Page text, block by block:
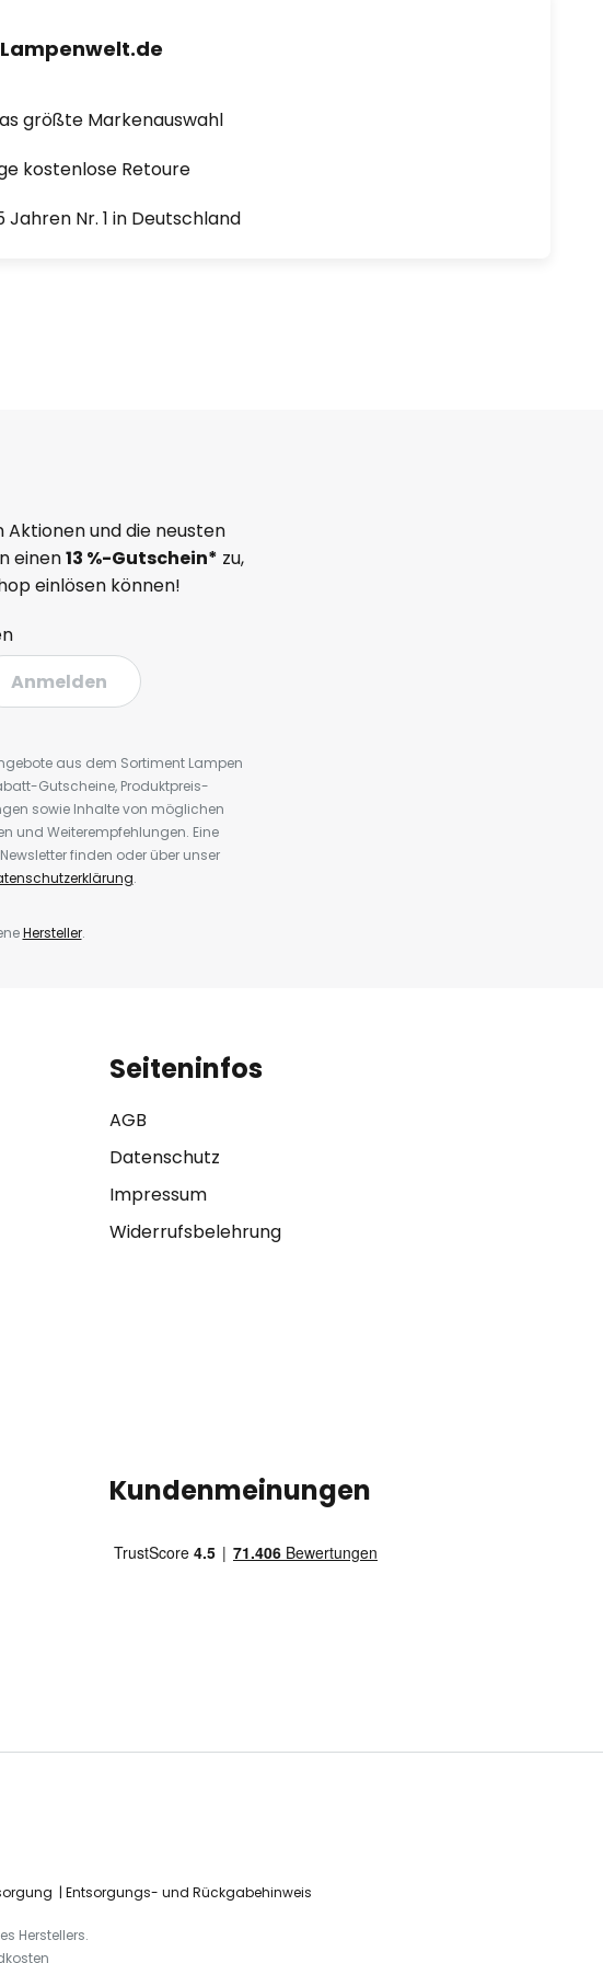
Lampenwelt.de
größte Markenauswahl
kostenlose Retoure
Jahren Nr. 1 in Deutschland
Aktionen und die neusten
einen13 %-Gutschein* zu,
einlösen können!
Anmelden
aus dem Sortiment Lampen
Gutscheine, Produktpreis-
sowie Inhalte von möglichen
und Weiterempfehlungen. Eine
finden oder über unser
.
Hersteller.
Seiteninfos
AGB
Datenschutz
Impressum
Widerrufsbelehrung
Kundenmeinungen
Entsorgungs- und Rückgabehinweis
Herstellers.